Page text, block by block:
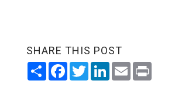
SHARE THIS POST
ShareFacebook
TwitterLinkedIn
EmailPrint